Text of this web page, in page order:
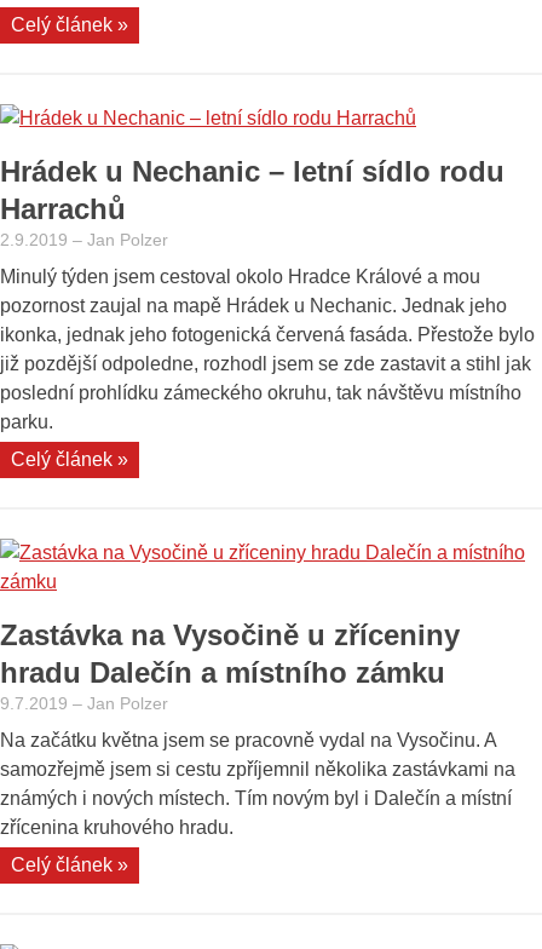
Celý článek »„Moje
výlet
Děčíně
Labe“
Hrádek u Nechanic – letní sídlo rodu
Harrachů
2.9.2019 – Jan Polzer
Minulý týden jsem cestoval okolo Hradce Králové a mou
pozornost zaujal na mapě Hrádek u Nechanic. Jednak jeho
ikonka, jednak jeho fotogenická červená fasáda. Přestože bylo
již pozdější odpoledne, rozhodl jsem se zde zastavit a stihl jak
poslední prohlídku zámeckého okruhu, tak návštěvu místního
parku.
Celý článek »„Hrádek
–
rodu
Harrachů“
Zastávka na Vysočině u zříceniny
hradu Dalečín a místního zámku
9.7.2019 – Jan Polzer
Na začátku května jsem se pracovně vydal na Vysočinu. A
samozřejmě jsem si cestu zpříjemnil několika zastávkami na
známých i nových místech. Tím novým byl i Dalečín a místní
zřícenina kruhového hradu.
Celý článek »„Zastávka